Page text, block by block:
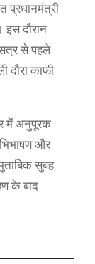
प्रधानमंत्री
इस दौरान
सत्र से पहले
दौरा काफी
में अनुपूरक
और
सुबह
के बाद